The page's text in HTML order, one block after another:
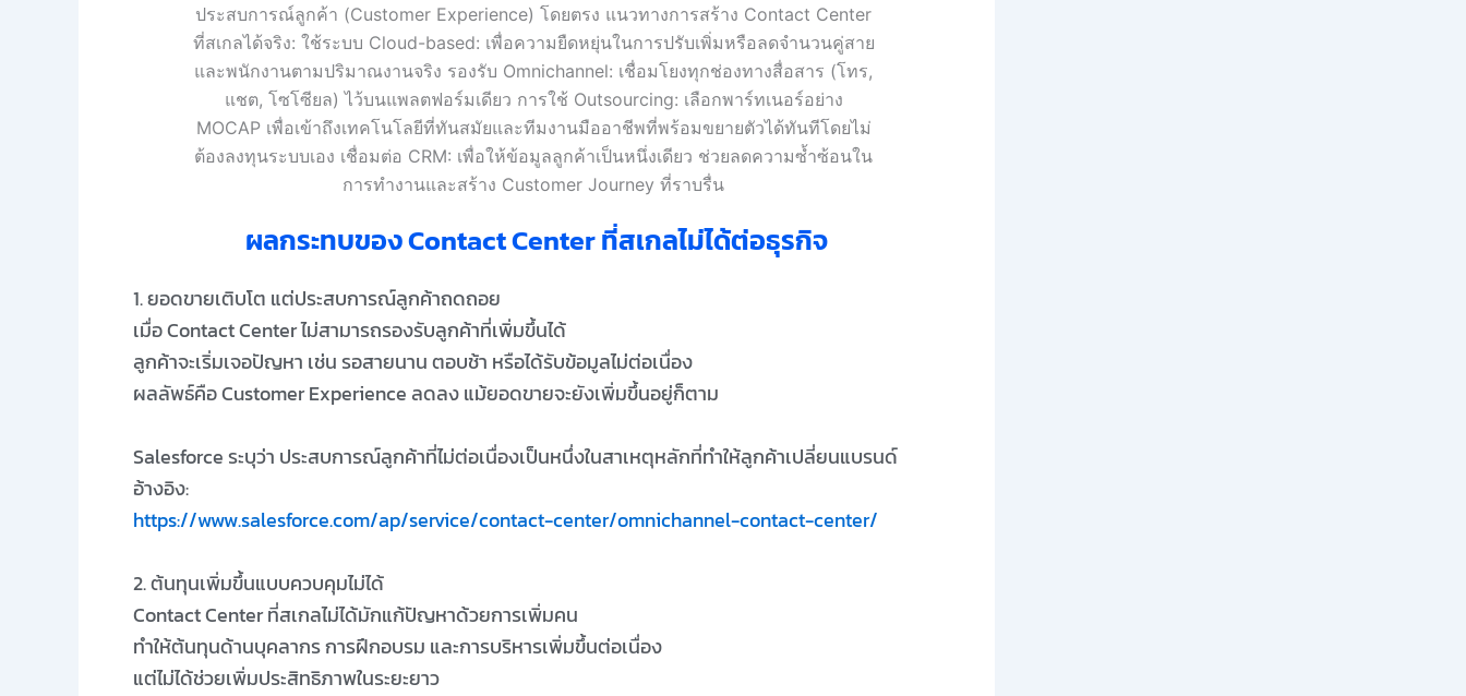
ผลกระทบของ Contact Center ที่สเกลไม่ได้ต่อธุรกิจ
1. ยอดขายเติบโต แต่ประสบการณ์ลูกค้าถดถอย
เมื่อ Contact Center ไม่สามารถรองรับลูกค้าที่เพิ่มขึ้นได้
ลูกค้าจะเริ่มเจอปัญหา เช่น รอสายนาน ตอบช้า หรือได้รับข้อมูลไม่ต่อเนื่อง
ผลลัพธ์คือ Customer Experience ลดลง แม้ยอดขายจะยังเพิ่มขึ้นอยู่ก็ตาม
Salesforce ระบุว่า ประสบการณ์ลูกค้าที่ไม่ต่อเนื่องเป็นหนึ่งในสาเหตุหลักที่ทำให้ลูกค้าเปลี่ยนแบรนด์
อ้างอิง:
https://www.salesforce.com/ap/service/contact-center/omnichannel-contact-center/
2. ต้นทุนเพิ่มขึ้นแบบควบคุมไม่ได้
Contact Center ที่สเกลไม่ได้มักแก้ปัญหาด้วยการเพิ่มคน
ทำให้ต้นทุนด้านบุคลากร การฝึกอบรม และการบริหารเพิ่มขึ้นต่อเนื่อง
แต่ไม่ได้ช่วยเพิ่มประสิทธิภาพในระยะยาว